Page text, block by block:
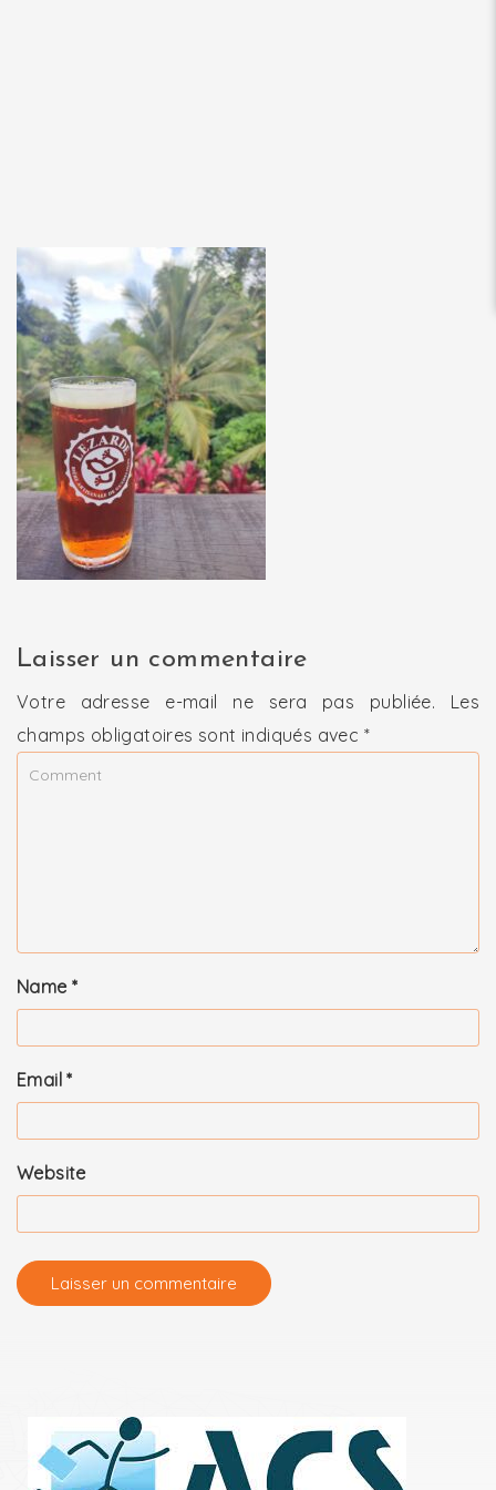
Laisser un commentaire
Votre adresse e-mail ne sera pas publiée.
Les
champs obligatoires sont indiqués avec *
Name *
Email*
Website